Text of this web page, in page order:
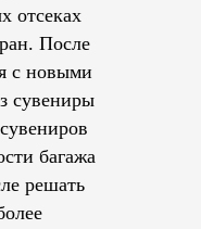
отсеках
После
с новыми
сувениры
багажа
решать